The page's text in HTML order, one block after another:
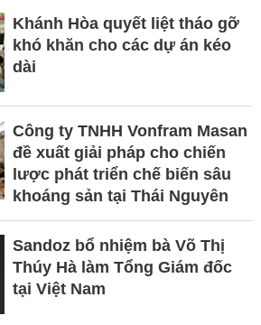
Khánh Hòa quyết liệt tháo gỡ
khó khăn cho các dự án kéo
dài
Công ty TNHH Vonfram Masan
đề xuất giải pháp cho chiến
lược phát triển chế biến sâu
khoáng sản tại Thái Nguyên
Sandoz bổ nhiệm bà Võ Thị
Thúy Hà làm Tổng Giám đốc
tại Việt Nam